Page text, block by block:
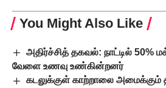
You Might Also Like
அதிர்ச்சித் தகவல்: நாட்டில் 50%
வேளை உணவு உண்கின்றனர்
கடலுக்குள் காற்றாலை அமைக்கும்